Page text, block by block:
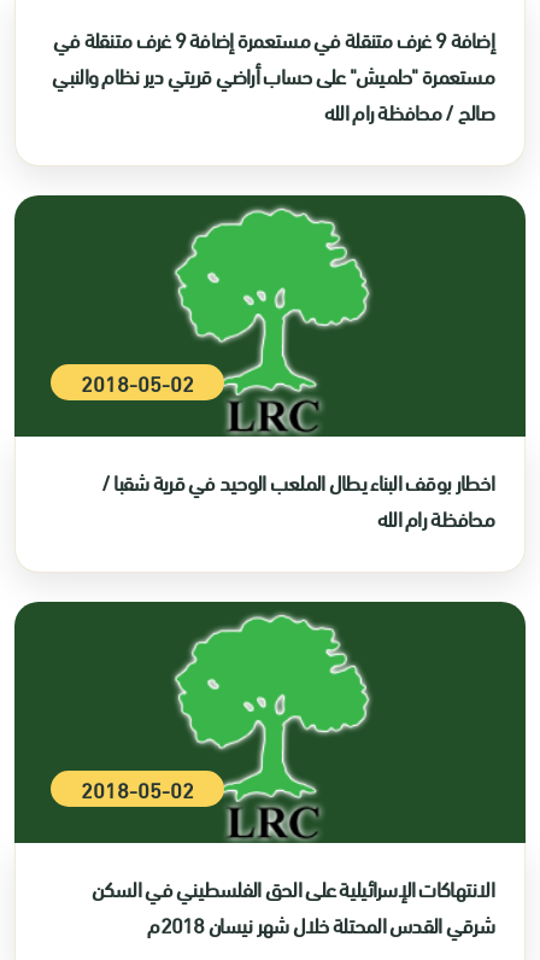
إضافة 9 غرف متنقلة في مستعمرة إضافة 9 غرف متنقلة في
مستعمرة "حلميش" على حساب أراضي قريتي دير نظام والنبي
صالح / محافظة رام الله
2018-05-02
اخطار بوقف البناء يطال الملعب الوحيد في قرية شقبا /
محافظة رام الله
2018-05-02
الانتهاكات الإسرائيلية على الحق الفلسطيني في السكن
شرقي القدس المحتلة خلال شهر نيسان 2018م